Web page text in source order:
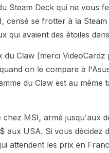
Steam Deck qui ne vous
se frotter à la
qui avaient des étoiles
Claw (merci
on le compare à
du Claw est au même
MSI, armé jusqu'aux
USA. Si vous décidez
attendent les prix en